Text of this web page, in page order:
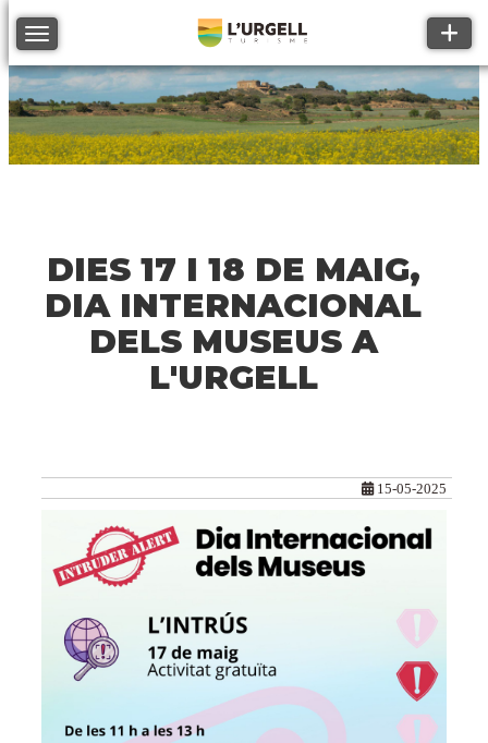
Toggle navigation
DIES 17 I 18 DE MAIG,
DIA INTERNACIONAL
DELS MUSEUS A
L'URGELL
15-05-2025